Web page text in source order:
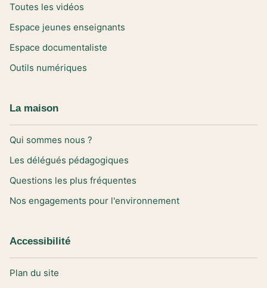
Toutes les vidéos
Espace jeunes enseignants
Espace documentaliste
Outils numériques
La maison
Qui sommes nous ?
Les délégués pédagogiques
Questions les plus fréquentes
Nos engagements pour l'environnement
Accessibilité
Plan du site